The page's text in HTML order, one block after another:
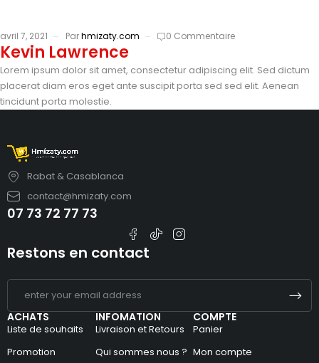
avril 7, 2021 Parhmizaty.com 0 Commentaire
Kevin Lawrence
Lorem ipsum dolor sit amet, consectetur adipiscing elit. Sed dictum
placerat diam eros eget ante suscipit porta sed sed elit. Aenean
tincidunt porta molestie.
Rabat & Casablanca
contact@hmizaty.com
07 73 72 77 73
ACHATS
Liste de souhaits
Promotion
INFOMATION
Livraison et Retours
Qui sommes nous ?
COMPTE
Panier
Mon compte
Restons en contact